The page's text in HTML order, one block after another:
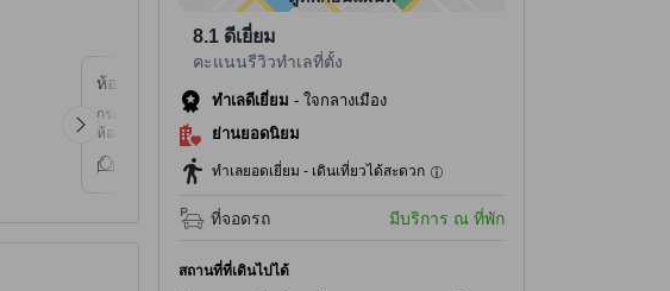
ห้องน้ำและอุปกรณ์ในห้องน้ำ
กระจก, ของใช้ในห้องน้ำ, ไดร์เป่าผม, ผ้าเช็ดตัว, ฝักบัว,
ห้องน้ำส่วนตัว, ห้องอาบน้ำฝักบัวและอ่างอาบน้ำแยกกัน
8.1 ดีเยี่ยม
คะแนนรีวิวทำเลที่ตั้ง
ทำเลดีเยี่ยม - ใจกลางเมือง
ย่านยอดนิยม
ทำเลยอดเยี่ยม - เดินเที่ยวได้สะดวก
ที่จอดรถ มีบริการ ณ ที่พัก
สถานที่ที่เดินไปได้